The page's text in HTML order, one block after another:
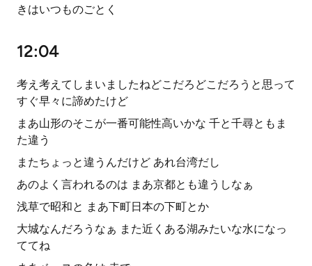
きはいつものごとく
12:04
考え考えてしまいましたねどこだろどこだろうと思って
すぐ早々に諦めたけど
まあ山形のそこが一番可能性高いかな 千と千尋ともま
た違う
またちょっと違うんだけど あれ台湾だし
あのよく言われるのは まあ京都とも違うしなぁ
浅草で昭和と まあ下町日本の下町とか
大城なんだろうなぁ また近くある湖みたいな水になっ
ててね